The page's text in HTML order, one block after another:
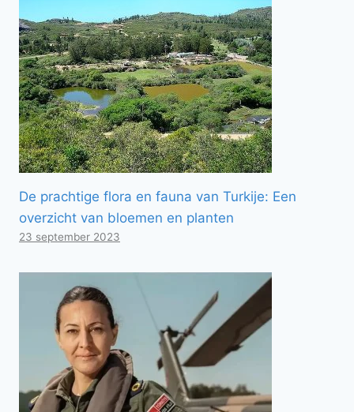
De prachtige flora en fauna van Turkije: Een
overzicht van bloemen en planten
23 september 2023